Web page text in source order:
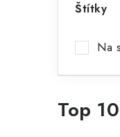
Štítky
Na
Top